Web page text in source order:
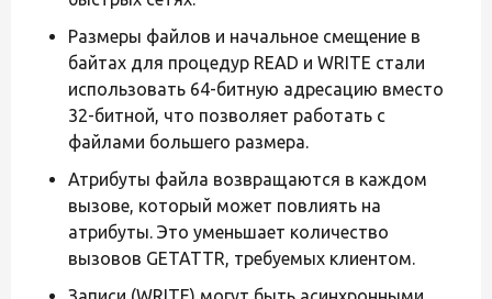
Размеры файлов и начальное смещение в
байтах для процедур READ и WRITE стали
использовать 64-битную адресацию вместо
32-битной, что позволяет работать с
файлами большего размера.
Атрибуты файла возвращаются в каждом
вызове, который может повлиять на
атрибуты. Это уменьшает количество
вызовов GETATTR, требуемых клиентом.